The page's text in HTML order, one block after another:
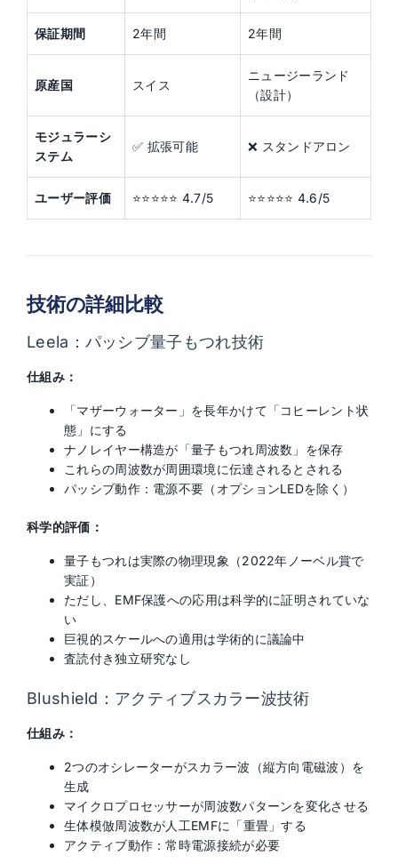
保証期間 2年間 2年間
原産国 スイス
ニュージーランド
（設計）
モジュラーシ
ステム
✅ 拡張可能 ❌ スタンドアロン
ユーザー評価 ⭐⭐⭐⭐⭐ 4.7/5 ⭐⭐⭐⭐⭐ 4.6/5
技術の詳細比較
Leela：パッシブ量子もつれ技術
仕組み：
「マザーウォーター」を長年かけて「コヒーレント状
態」にする
ナノレイヤー構造が「量子もつれ周波数」を保存
これらの周波数が周囲環境に伝達されるとされる
パッシブ動作：電源不要（オプションLEDを除く）
科学的評価：
量子もつれは実際の物理現象（2022年ノーベル賞で
実証）
ただし、EMF保護への応用は科学的に証明されていな
い
巨視的スケールへの適用は学術的に議論中
査読付き独立研究なし
Blushield：アクティブスカラー波技術
仕組み：
2つのオシレーターがスカラー波（縦方向電磁波）を
生成
マイクロプロセッサーが周波数パターンを変化させる
生体模倣周波数が人工EMFに「重畳」する
アクティブ動作：常時電源接続が必要